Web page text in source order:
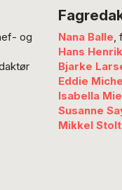
som
og så vi
løntilskuds-…
og
Nana Balle,
Hans
Bjarke
Eddie
Isabella
Susanne
Mikkel Stolt